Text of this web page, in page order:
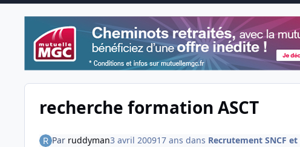
recherche formation ASCT
Par ruddyman3 avril 200917 ans dans Recrutement SNCF